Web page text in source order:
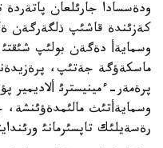
ودةسسادا جارئلعان
كةزئندة قاشئپ ذلگةرگةن
وسمايةأ دةگةن بولئپ
ماسكةؤگة جةتئپ،
پرةمةر-ءمينيسترئ ألاديمير
وسمايةأتئث مالئمدةؤئنشة،
رةسةيلئك تاپسئرمانئ